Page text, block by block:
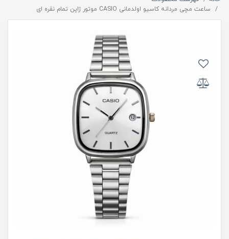
ساعت مچی مردانه کاسيو اولدمانی CASIO موتور ژاپن تمام نقره ای